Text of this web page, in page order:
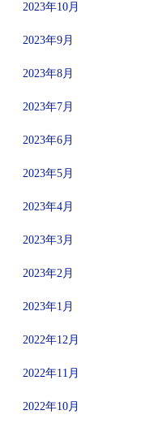
2023年10月
2023年9月
2023年8月
2023年7月
2023年6月
2023年5月
2023年4月
2023年3月
2023年2月
2023年1月
2022年12月
2022年11月
2022年10月